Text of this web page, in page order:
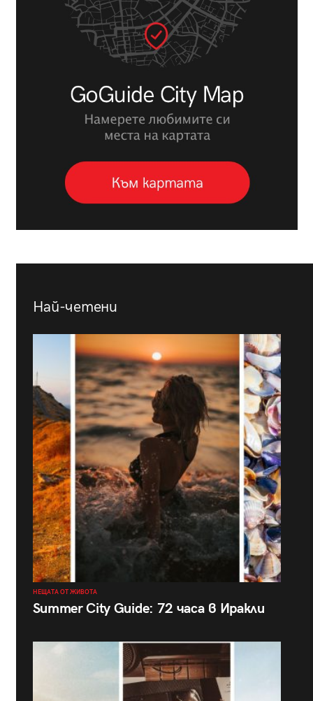
Най-четени
НЕЩАТА ОТ ЖИВОТА
Summer City Guide: 72 часа в Иракли